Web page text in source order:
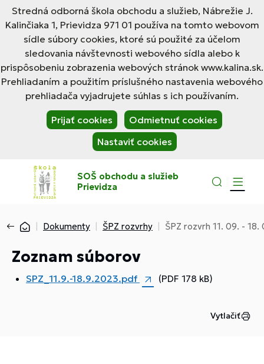
Stredná odborná škola obchodu a služieb, Nábrežie J.
Kalinčiaka 1, Prievidza 971 01 používa na tomto webovom
sídle súbory cookies, ktoré sú použité za účelom
sledovania návštevnosti webového sídla alebo k
prispôsobeniu zobrazenia webových stránok www.kalina.sk.
Prehliadaním a použitím príslušného nastavenia webového
prehliadača vyjadrujete súhlas s ich používaním.
Prijať cookies
Odmietnuť cookies
Nastaviť cookies
SOŠ obchodu a služieb
Prievidza
Dokumenty ŠPZ rozvrhy ŠPZ rozvrh 11. 09. -
Zoznam súborov
SPZ_11.9.-18.9.2023.pdf (PDF 178 kB)
Vytlačiť